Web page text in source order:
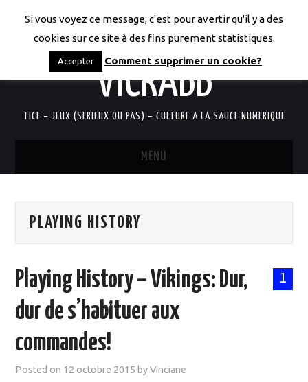
LES CODICES DE
VICRABB
TICE – JEUX (SERIEUX OU PAS) – CULTURE A LA SAUCE NUMERIQUE
MENU
QUI SUIS-JE?
DOCUMENTS
EVÉNEMENTS
PLAYING HISTORY
1
Playing History – Vikings: Dur,
dur de s’habituer aux
commandes!
Posted on 12 octobre 2015 byVinciane
Si vous voyez ce message, c'est pour avertir qu'il y a des
cookies sur ce site à des fins purement statistiques.
Accepter Comment supprimer un cookie?